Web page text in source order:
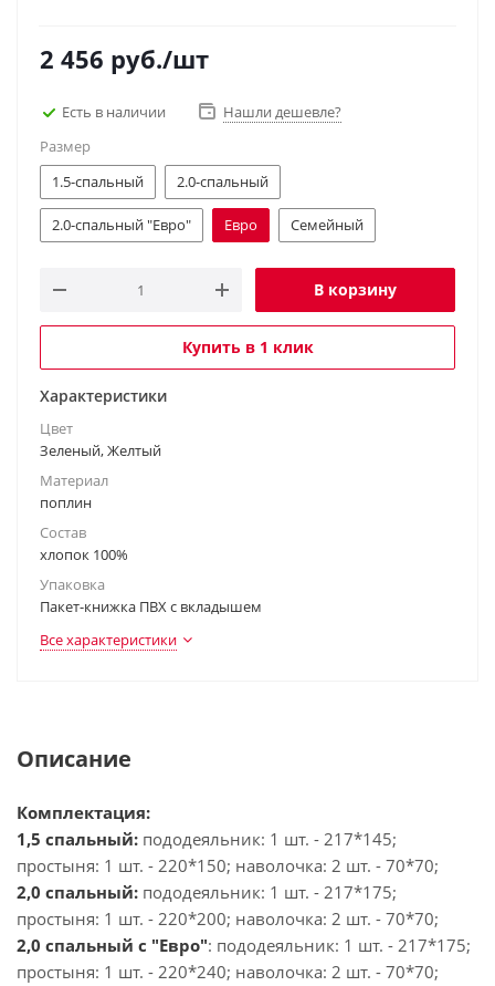
2 456 руб./шт
Есть в наличии
Нашли дешевле?
Размер
1.5-спальный
2.0-спальный
2.0-спальный "Евро" Евро Семейный
В корзину
Купить в 1 клик
Характеристики
Цвет
Зеленый, Желтый
Материал
поплин
Состав
хлопок 100%
Упаковка
Пакет-книжка ПВХ с вкладышем
Все характеристики
Описание
Комплектация:
1,5 спальный: пододеяльник: 1 шт. - 217*145;
простыня: 1 шт. - 220*150; наволочка: 2 шт. - 70*70;
2,0 спальный: пододеяльник: 1 шт. - 217*175;
простыня: 1 шт. - 220*200; наволочка: 2 шт. - 70*70;
2,0 спальный с "Евро": пододеяльник: 1 шт. - 217*175;
простыня: 1 шт. - 220*240; наволочка: 2 шт. - 70*70;